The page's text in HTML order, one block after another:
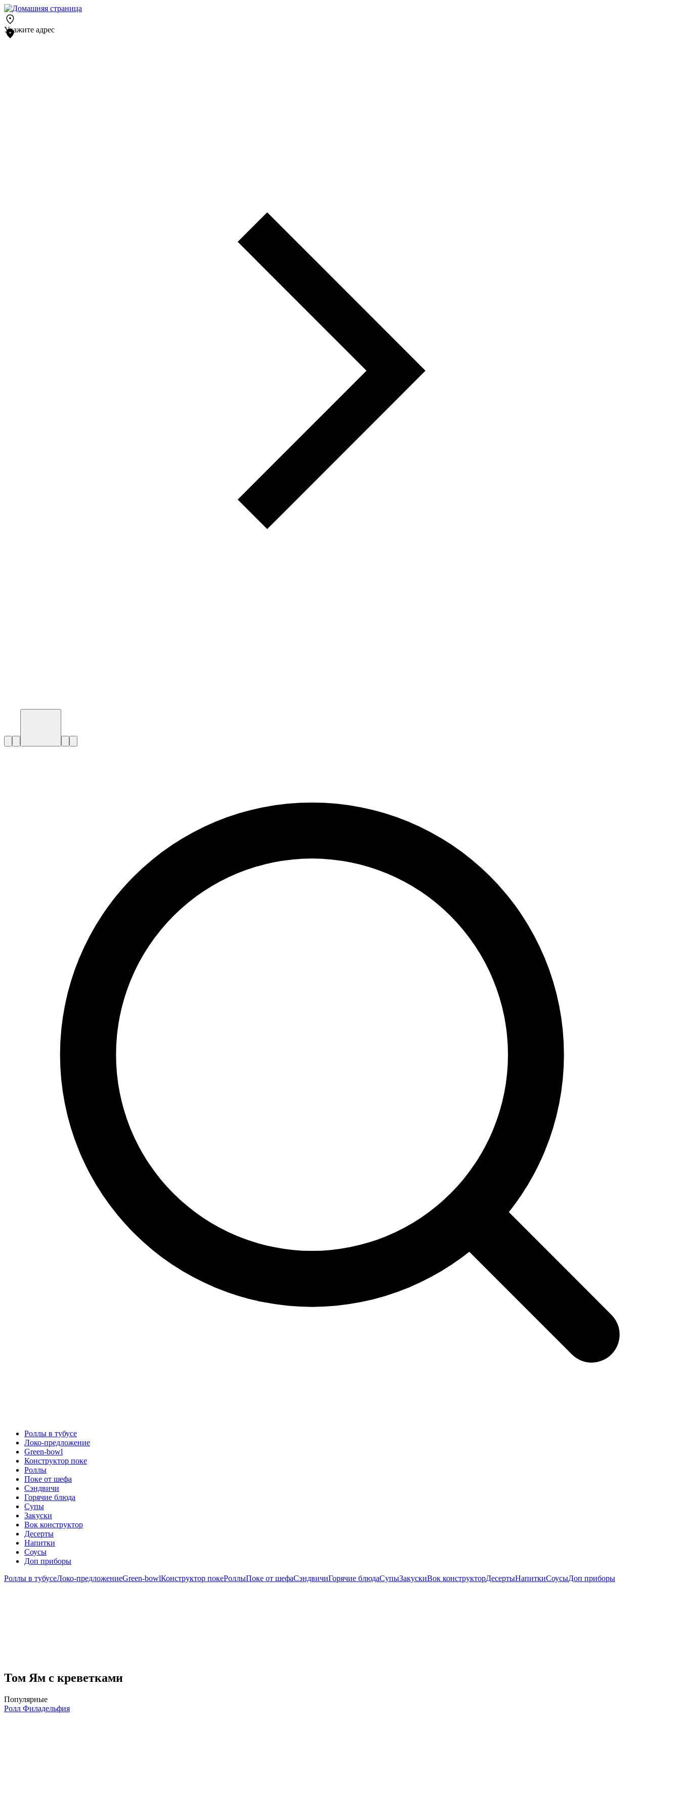
Укажите адрес
Роллы в тубусе
Локо-предложение
Green-bowl
Конструктор поке
Роллы
Поке от шефа
Сэндвичи
Горячие блюда
Супы
Закуски
Вок конструктор
Десерты
Напитки
Соусы
Доп приборы
Роллы в тубусеЛоко-предложениеGreen-bowlКонструктор покеРоллыПоке от шефаСэндвичиГорячие блюдаСупыЗакускиВок конструкторДесертыНапиткиСоусыДоп приборы
Том Ям с креветками
Популярные
Ролл Филадельфия